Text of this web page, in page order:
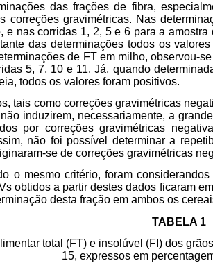
das frações de fibra,
correções gravimétricas. Nas
e nas corridas 1, 2, 5 e 6 para a
das determinações todos os
de FT em milho, observou-
5, 7, 10 e 11. Já, quando
todos os valores foram positivos.
tais como correções gravimétricas
induzirem, necessariamente, a
por correções gravimétricas
não foi possível determinar a
se de correções gravimétricas
o mesmo critério, foram
obtidos a partir destes dados ficaram
desta fração em ambos os
TABELA 1
total (FT) e insolúvel (FI) dos
15, expressos em